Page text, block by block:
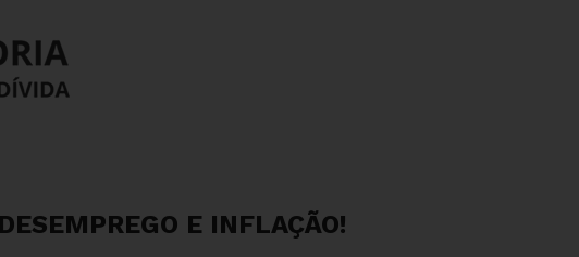
E INFLAÇÃO!